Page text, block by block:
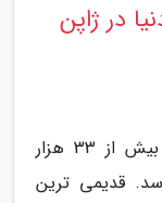
در ژاپن
به گزارش مجله نماشو، در ژاپن قدمت بیش از 33 هزار
100 سال می رسد. قدیمی ترین